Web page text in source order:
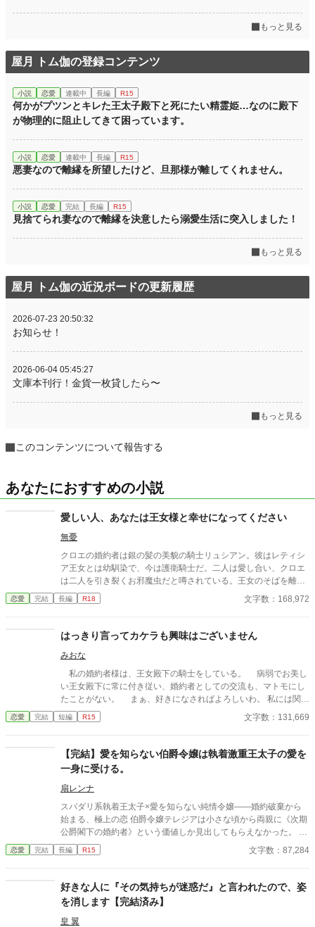
もっと見る
屋月 トム伽の登録コンテンツ
小説 恋愛 連載中 長編 R15
何かがプツンとキレた王太子殿下と死にたい精霊姫…なのに殿下
が物理的に阻止してきて困っています。
小説 恋愛 連載中 長編 R15
悪妻なので離縁を所望したけど、旦那様が離してくれません。
小説 恋愛 完結 長編 R15
見捨てられ妻なので離縁を決意したら溺愛生活に突入しました！
もっと見る
屋月 トム伽の近況ボードの更新履歴
2026-07-23 20:50:32
お知らせ！
2026-06-04 05:45:27
文庫本刊行！金貨一枚貸したら〜
もっと見る
このコンテンツについて報告する
あなたにおすすめの小説
愛しい人、あなたは王女様と幸せになってください
無憂
クロエの婚約者は銀の髪の美貌の騎士リュシアン。彼はレティシ
ア王女とは幼馴染で、今は護衛騎士だ。二人は愛し合い、クロエ
は二人を引き裂くお邪魔虫だと噂されている。王女のそばを離れ
ないリュシアンとは、ここ数年、ろくな会話もない。愛されない
日々に疲れたクロエは、婚約を破棄することを決意し、リュシア
恋愛 完結 長編 R18 文字数：168,972
はっきり言ってカケラも興味はございません
みおな
私の婚約者様は、王女殿下の騎士をしている。 病弱でお美し
い王女殿下に常に付き従い、婚約者としての交流も、マトモにし
たことがない。 まぁ、好きになさればよろしいわ。 私には関係
ないことですから。
恋愛 完結 短編 R15 文字数：131,669
【完結】愛を知らない伯爵令嬢は執着激重王太子の愛を
一身に受ける。
扇レンナ
スパダリ系執着王太子×愛を知らない純情令嬢――婚約破棄から
始まる、極上の恋 伯爵令嬢テレジアは小さな頃から両親に《次期
公爵閣下の婚約者》という価値しか見出してもらえなかった。 そ
れでもその利用価値に縋っていたテレジアだが、努力も虚しく婚
約破棄を突きつけられる。 途方に暮れるテレジアを助けたのは、
に「好きだ」と告げて、熱烈に愛してくれる。 その真意が、テレ
ジアにはわからなくて……。 ＊hotランキング 最高６８位あり
がとうございます♡ ▼掲載先→ベリーズカフェ、エブリスタ、ア
ルファポリス
恋愛 完結 長編 R15 文字数：87,284
好きな人に『その気持ちが迷惑だ』と言われたので、姿
を消します【完結済み】
皇 翼